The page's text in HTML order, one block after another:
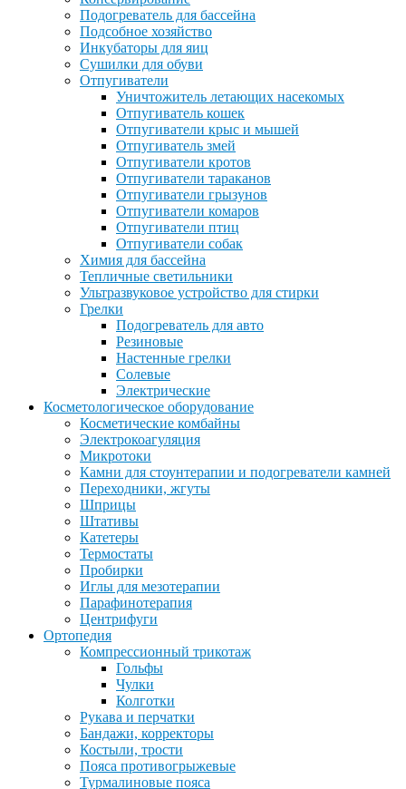
Подогреватель для бассейна
Подсобное хозяйство
Инкубаторы для яиц
Сушилки для обуви
Отпугиватели
Уничтожитель летающих насекомых
Отпугиватель кошек
Отпугиватели крыс и мышей
Отпугиватель змей
Отпугиватели кротов
Отпугиватели тараканов
Отпугиватели грызунов
Отпугиватели комаров
Отпугиватели птиц
Отпугиватели собак
Химия для бассейна
Тепличные светильники
Ультразвуковое устройство для стирки
Грелки
Подогреватель для авто
Резиновые
Настенные грелки
Солевые
Электрические
Косметологическое оборудование
Косметические комбайны
Электрокоагуляция
Микротоки
Камни для стоунтерапии и подогреватели камней
Переходники, жгуты
Шприцы
Штативы
Катетеры
Термостаты
Пробирки
Иглы для мезотерапии
Парафинотерапия
Центрифуги
Ортопедия
Компрессионный трикотаж
Гольфы
Чулки
Колготки
Рукава и перчатки
Бандажи, корректоры
Костыли, трости
Пояса противогрыжевые
Турмалиновые пояса